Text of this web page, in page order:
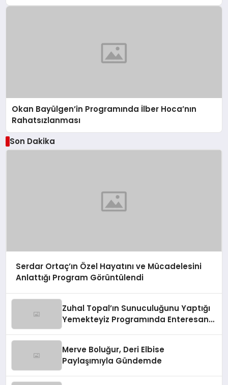
Oldu
Okan Bayülgen’in Programında İlber Hoca’nın
Rahatsızlanması
Son Dakika
Serdar Ortaç’ın Özel Hayatını ve Mücadelesini
Anlattığı Program Görüntülendi
Zuhal Topal’ın Sunuculuğunu Yaptığı
Yemekteyiz Programında Enteresan
Merve Boluğur, Deri Elbise
Paylaşımıyla Gündemde